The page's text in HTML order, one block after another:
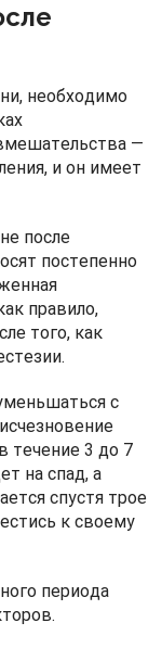
необходимо
—
и он имеет
после
постепенно
правило,
того, как
с
течение 3 до 7
на спад, а
спустя трое
к своему
периода